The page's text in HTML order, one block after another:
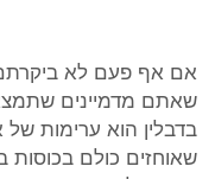
אם אף פעם לא
שאתם מדמיינים
בדבלין הוא ערימות של
שאוחזים כולם בכוסות